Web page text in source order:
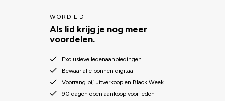
WORD LID
Als lid krijg je nog meer
voordelen.
Exclusieve ledenaanbiedingen
Bewaar alle bonnen digitaal
Voorrang bij uitverkoop en Black Week
90 dagen open aankoop voor leden